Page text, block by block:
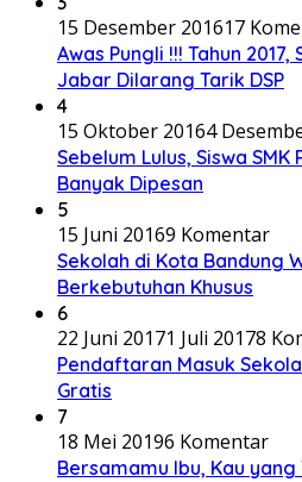
15 Desember 201617
Awas Pungli !!! Tahun 2017,
Jabar Dilarang Tarik DSP
4
15 Oktober 20164
Sebelum Lulus, Siswa SMK
Banyak Dipesan
5
15 Juni 20169 Komentar
Sekolah di Kota Bandung
Berkebutuhan Khusus
6
22 Juni 20171 Juli 20178
Pendaftaran Masuk
Gratis
7
18 Mei 20196 Komentar
Bersamamu Ibu, Kau yang